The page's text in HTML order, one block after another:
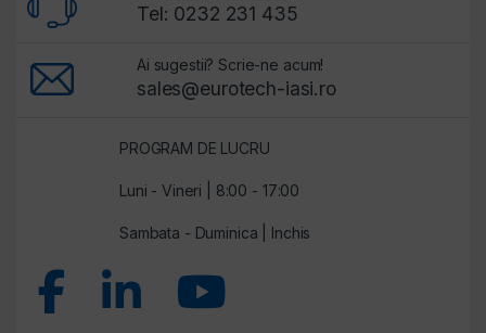
Tel: 0232 231 435
Ai sugestii? Scrie-ne acum!
sales@eurotech-iasi.ro
PROGRAM DE LUCRU
Luni - Vineri | 8:00 - 17:00
Sambata - Duminica | Inchis